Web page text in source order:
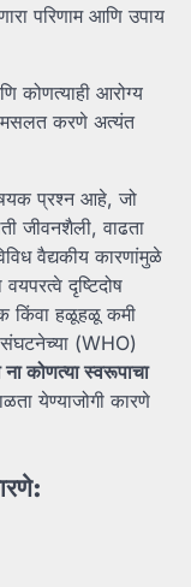
परिणाम आणि उपाय
कोणत्याही आरोग्य
करणे अत्यंत
प्रश्न आहे, जो
जीवनशैली, वाढता
वैद्यकीय कारणांमुळे
दृष्टिदोष
किंवा हळूहळू कमी
संघटनेच्या (WHO)
नाकोणत्यास्वरूपाचा
येण्याजोगी कारणे